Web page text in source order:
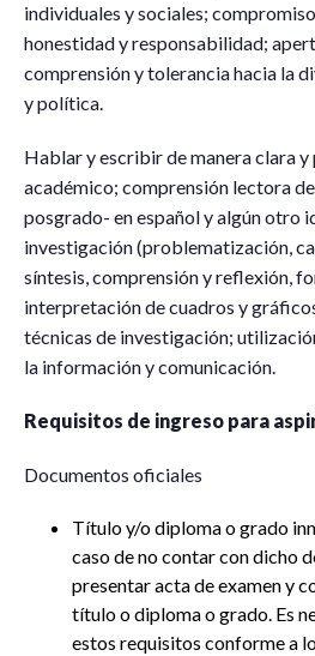
individuales y sociales;
honestidad y responsabilidad;
comprensión y tolerancia hacia la
y política.
Hablar y escribir de manera clara
académico; comprensión lectora
posgrado- en español y algún otro
investigación (problematización,
síntesis, comprensión y reflexión,
interpretación de cuadros y
técnicas de investigación;
la información y comunicación.
Requisitos de ingreso para
Documentos oficiales
Título y/o diploma o grado
caso de no contar con dicho
presentar acta de examen y
título o diploma o grado. Es
estos requisitos conforme a